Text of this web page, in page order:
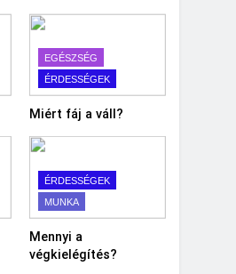
EGÉSZSÉG
ÉRDESSÉGEK
Miért fáj a váll?
ÉRDESSÉGEK
MUNKA
Mennyi a
végkielégítés?